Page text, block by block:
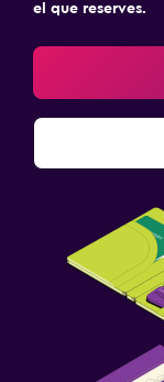
el que reserves.